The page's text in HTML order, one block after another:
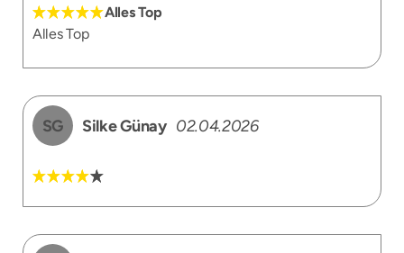
Alles Top
Alles Top
SG Silke Günay 02.04.2026